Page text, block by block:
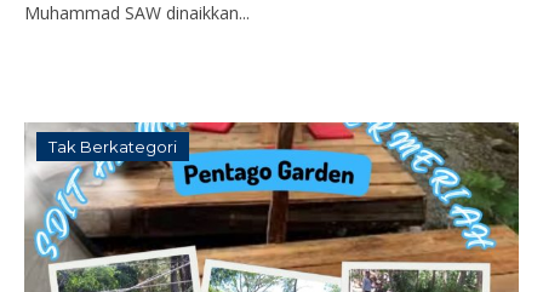
Muhammad SAW dinaikkan...
Tak Berkategori